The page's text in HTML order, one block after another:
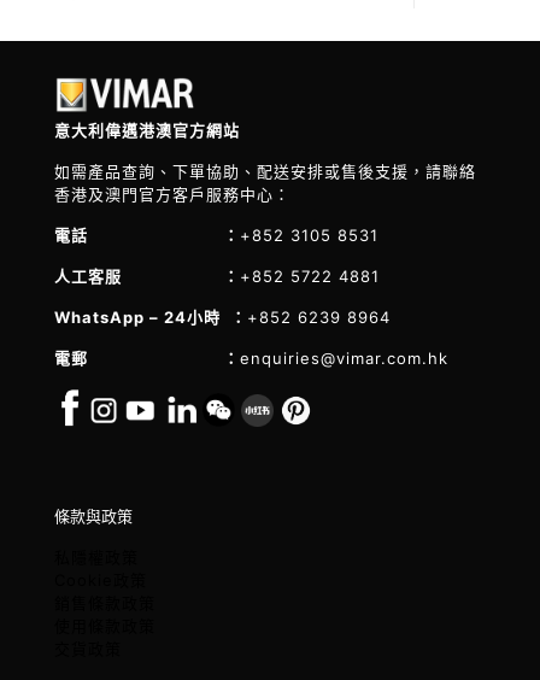
意大利偉邁港澳官方網站
如需產品查詢、下單協助、配送安排或售後支援，請聯絡
香港及澳門官方客戶服務中心：
電話 ： +852 3105 8531
人工客服 ： +852 5722 4881
WhatsApp – 24小時 ： +852 6239 8964
電郵 ： enquiries@vimar.com.hk
條款與政策